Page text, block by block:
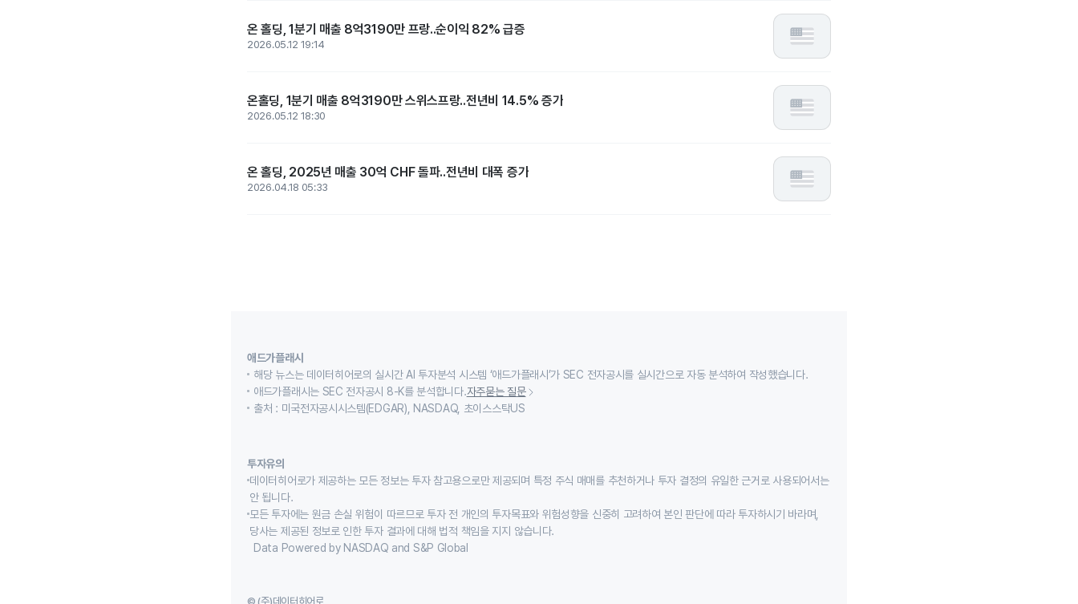
온 홀딩, 1분기 매출 8억3190만 프랑..순이익 82% 급증
2026.05.12 19:14
온홀딩, 1분기 매출 8억3190만 스위스프랑..전년비 14.5% 증가
2026.05.12 18:30
온 홀딩, 2025년 매출 30억 CHF 돌파..전년비 대폭 증가
2026.04.18 05:33
애드가플래시
해당 뉴스는 데이터히어로의 실시간 AI 투자분석 시스템 ‘애드가플래시’가 SEC 전자공시를 실시간으로 자동 분석하여 작성했습니다.
애드가플래시는 SEC 전자공시 8-K를 분석합니다.자주묻는 질문
출처 : 미국전자공시시스템(EDGAR), NASDAQ, 초이스스탁US
투자유의
데이터히어로가 제공하는 모든 정보는 투자 참고용으로만 제공되며 특정 주식 매매를 추천하거나 투자 결정의 유일한 근거로 사용되어서는
안 됩니다.
모든 투자에는 원금 손실 위험이 따르므로 투자 전 개인의 투자목표와 위험성향을 신중히 고려하여 본인 판단에 따라 투자하시기 바라며,
당사는 제공된 정보로 인한 투자 결과에 대해 법적 책임을 지지 않습니다.
Data Powered by NASDAQ and S&P Global
© (주)데이터히어로